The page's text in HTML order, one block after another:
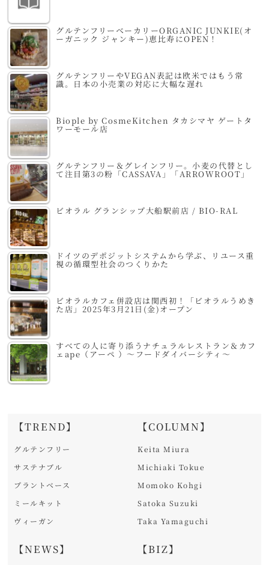
グルテンフリーベーカリーORGANIC JUNKIE(オ
ーガニック ジャンキー)恵比寿にOPEN！
グルテンフリーやVEGAN表記は欧米ではもう常
識。日本の小売業の対応に大幅な遅れ
Biople by CosmeKitchen タカシマヤ ゲートタ
ワーモール店
グルテンフリー＆グレインフリー。小麦の代替とし
て注目第3の粉「CASSAVA」「ARROWROOT」
ビオラル グランシップ大船駅前店 / BIO-RAL
ドイツのデポジットシステムから学ぶ、リユース重
視の循環型社会のつくりかた
ビオラルカフェ併設店は関西初！「ビオラルうめき
た店」2025年3月21日(金)オープン
すべての人に寄り添うナチュラルレストラン＆カフ
ェape（アーペ ）～フードダイバーシティ～
【TREND】
グルテンフリー
サステナブル
プラントベース
ミールキット
ヴィーガン
【NEWS】
【COLUMN】
Keita Miura
Michiaki Tokue
Momoko Kohgi
Satoka Suzuki
Taka Yamaguchi
【BIZ】